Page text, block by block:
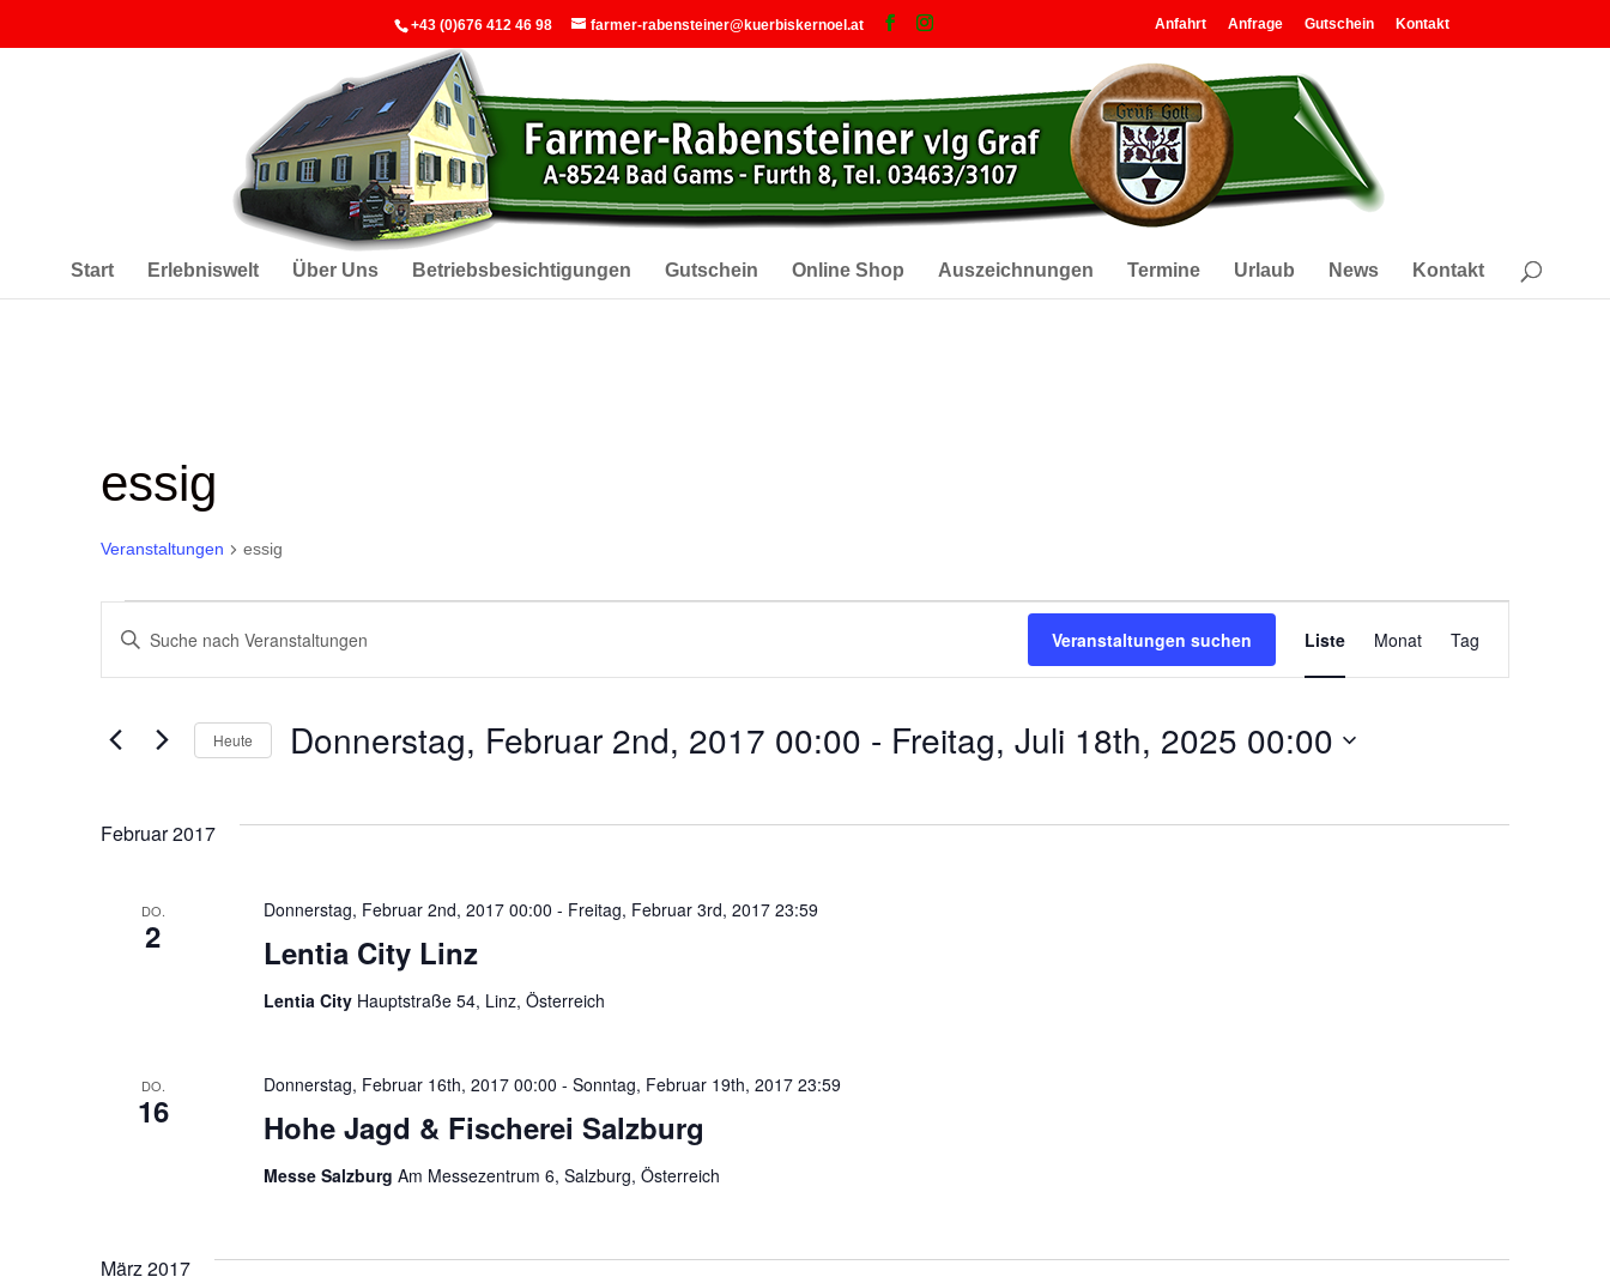
+43 (0)676 412 46 98 farmer-rabensteiner@kuerbiskernoel.at Anfahrt Anfrage Gutschein Kontakt
Start Erlebniswelt Über Uns Betriebsbesichtigungen Gutschein Online Shop Auszeichnungen Termine Urlaub News Kontakt
essig
Veranstaltungen essig
Veranstaltungen
Veranstaltungen
Suche
und
Navigation
Bitte
Schlüsselwort
Suche
Veranstaltungen
Veranstaltungen suchen Liste Monat Tag
Heute Donnerstag, Februar 2nd, 2017 00:00 - Freitag, Juli 18th, 2025 00:00
wählen.
Februar 2017
DO.
2 Lentia City Linz
Donnerstag, Februar 2nd, 2017 00:00 - Freitag, Februar 3rd, 2017 23:59
Lentia City Hauptstraße 54, Linz, Österreich
DO.
16 Hohe Jagd & Fischerei Salzburg
Donnerstag, Februar 16th, 2017 00:00 - Sonntag, Februar 19th, 2017 23:59
Messe Salzburg Am Messezentrum 6, Salzburg, Österreich
März 2017